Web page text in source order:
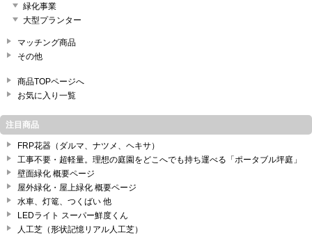
緑化事業
大型プランター
マッチング商品
その他
商品TOPページへ
お気に入り一覧
注目商品
FRP花器（ダルマ、ナツメ、ヘキサ）
工事不要・超軽量。理想の庭園をどこへでも持ち運べる「ポータブル坪庭」
壁面緑化 概要ページ
屋外緑化・屋上緑化 概要ページ
水車、灯篭、つくばい 他
LEDライト スーパー鮮度くん
人工芝（形状記憶リアル人工芝）